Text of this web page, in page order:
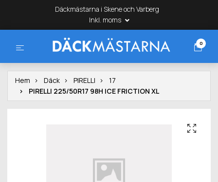
Däckmästarna i Skene och Varberg
Inkl. moms
0
Hem Däck PIRELLI
17
PIRELLI 225/50R17 98H ICE FRICTION XL